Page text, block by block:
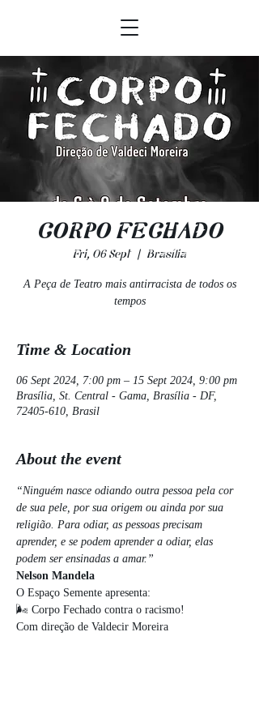
CORPO FECHADO
Fri, 06 Sept
  |
Brasília
A Peça de Teatro mais antirracista de todos os
tempos
Time & Location
06 Sept 2024, 7:00 pm – 15 Sept 2024, 9:00 pm
Brasília, St. Central - Gama, Brasília - DF,
72405-610, Brasil
About the event
“Ninguém nasce odiando outra pessoa pela cor
de sua pele, por sua origem ou ainda por sua
religião. Para odiar, as pessoas precisam
aprender, e se podem aprender a odiar, elas
podem ser ensinadas a amar.”
Nelson Mandela
O Espaço Semente apresenta:
🌬️ Corpo Fechado contra o racismo!
Com direção de Valdecir Moreira